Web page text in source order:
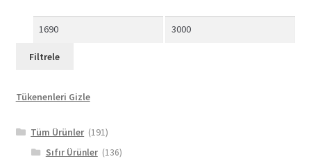
En
En
Filtrele
Tükenenleri Gizle
Tüm Ürünler (191)
Sıfır Ürünler (136)